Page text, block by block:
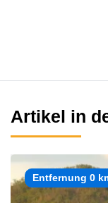
Artikel in
Entfernung 0